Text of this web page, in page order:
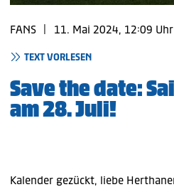
FANS 11. Mai 2024, 12:09 Uhr
TEXT VORLESEN
Save the date:
am 28. Juli!
Kalender gezückt, liebe